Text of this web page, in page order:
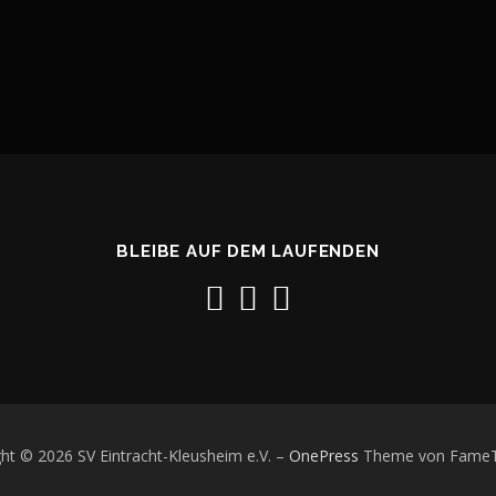
BLEIBE AUF DEM LAUFENDEN
© 2026 SV Eintracht-Kleusheim e.V. – OnePress Theme von